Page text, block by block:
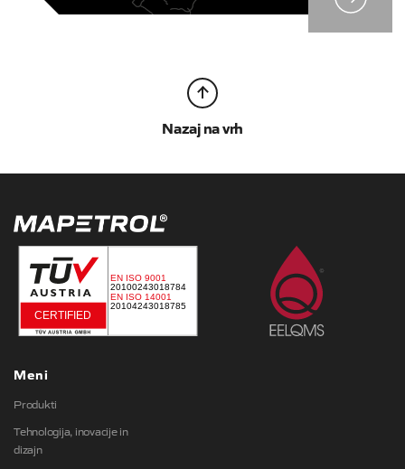
Nazaj na vrh
Meni
Produkti
Tehnologija, inovacije in
dizajn